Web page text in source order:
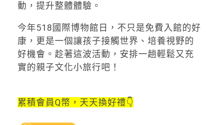
動，提升整體體驗。
今年518國際博物館日，不只是免費入館的好
康，更是一個讓孩子接觸世界、培養視野的
好機會。趁著這波活動，安排一趟輕鬆又充
實的親子文化小旅行吧！
累積會員Q幣，天天換好禮👇